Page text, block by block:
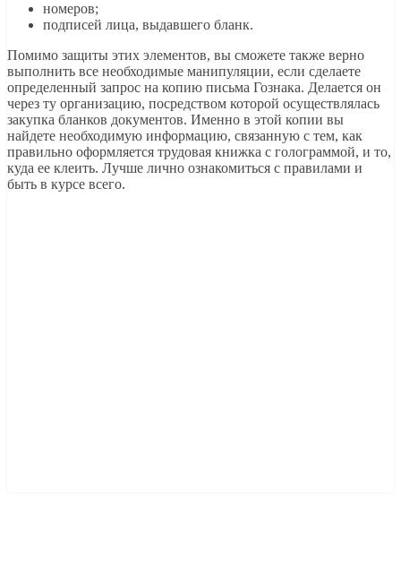
номеров;
подписей лица, выдавшего бланк.
Помимо защиты этих элементов, вы сможете также верно
выполнить все необходимые манипуляции, если сделаете
определенный запрос на копию письма Гознака. Делается он
через ту организацию, посредством которой осуществлялась
закупка бланков документов. Именно в этой копии вы
найдете необходимую информацию, связанную с тем, как
правильно оформляется трудовая книжка с голограммой, и то,
куда ее клеить. Лучше лично ознакомиться с правилами и
быть в курсе всего.